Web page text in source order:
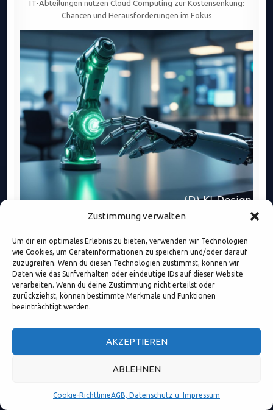
Zustimmung verwalten
Um dir ein optimales Erlebnis zu bieten, verwenden wir Technologien
wie Cookies, um Geräteinformationen zu speichern und/oder darauf
zuzugreifen. Wenn du diesen Technologien zustimmst, können wir
Daten wie das Surfverhalten oder eindeutige IDs auf dieser Website
verarbeiten. Wenn du deine Zustimmung nicht erteilst oder
zurückziehst, können bestimmte Merkmale und Funktionen
beeinträchtigt werden.
AKZEPTIEREN
ABLEHNEN
Cookie-RichtlinieAGB, Datenschutz u. Impressum
IT-Abteilungen nutzen Cloud Computing zur Kostensenkung:
Chancen und Herausforderungen im Fokus
Robotic Process Automation: Effizienzsteigerung und neue